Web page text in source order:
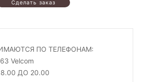
ПО ТЕЛЕФОНАМ:
Velcom
ДО 20.00